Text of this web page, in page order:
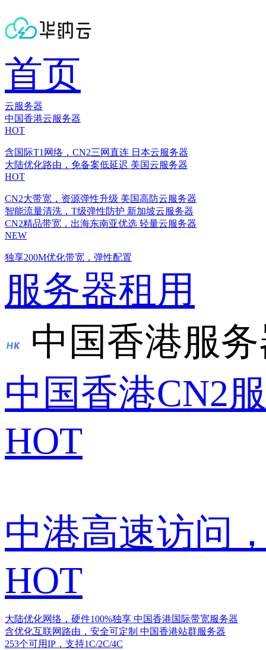
首页
云服务器
中国香港云服务器
HOT
含国际T1网络，CN2三网直连 日本云服务器
大陆优化路由，免备案低延迟 美国云服务器
HOT
CN2大带宽，资源弹性升级 美国高防云服务器
智能流量清洗，T级弹性防护 新加坡云服务器
CN2精品带宽，出海东南亚优选 轻量云服务器
NEW
独享200M优化带宽，弹性配置
服务器租用
中国香港服
中国香港CN2
HOT
中港高速访问
HOT
大陆优化网络，硬件100%独享 中国香港国际带宽服务器
含优化互联网路由，安全可定制 中国香港站群服务器
253个可用IP，支持1C/2C/4C